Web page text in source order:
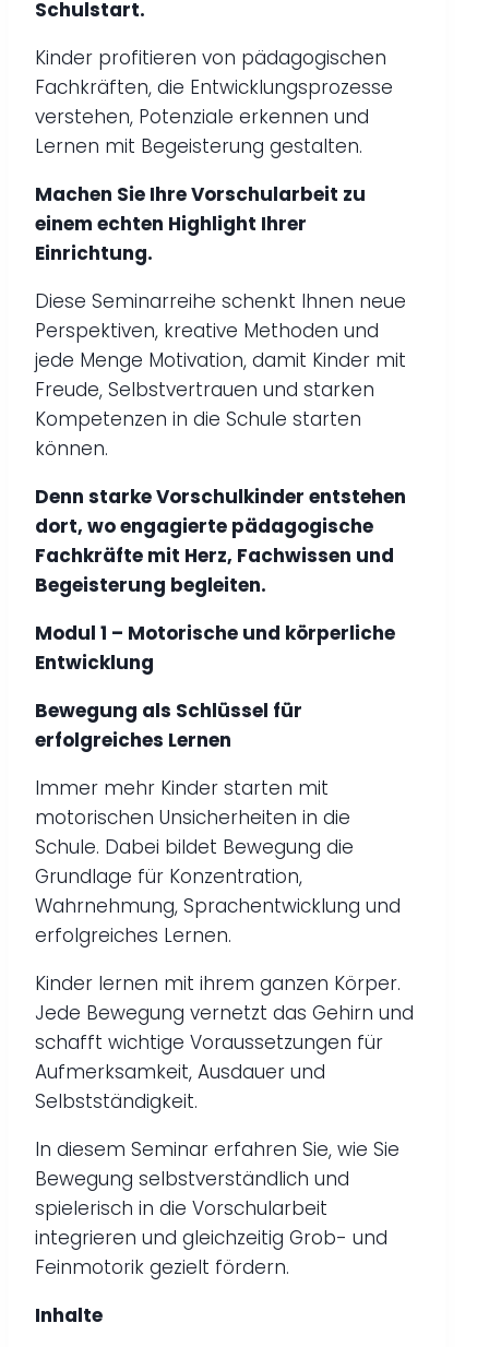
Schulstart.
Kinder profitieren von pädagogischen
Fachkräften, die Entwicklungsprozesse
verstehen, Potenziale erkennen und
Lernen mit Begeisterung gestalten.
Machen Sie Ihre Vorschularbeit zu
einem echten Highlight Ihrer
Einrichtung.
Diese Seminarreihe schenkt Ihnen neue
Perspektiven, kreative Methoden und
jede Menge Motivation, damit Kinder mit
Freude, Selbstvertrauen und starken
Kompetenzen in die Schule starten
können.
Denn starke Vorschulkinder entstehen
dort, wo engagierte pädagogische
Fachkräfte mit Herz, Fachwissen und
Begeisterung begleiten.
Modul 1 – Motorische und körperliche
Entwicklung
Bewegung als Schlüssel für
erfolgreiches Lernen
Immer mehr Kinder starten mit
motorischen Unsicherheiten in die
Schule. Dabei bildet Bewegung die
Grundlage für Konzentration,
Wahrnehmung, Sprachentwicklung und
erfolgreiches Lernen.
Kinder lernen mit ihrem ganzen Körper.
Jede Bewegung vernetzt das Gehirn und
schafft wichtige Voraussetzungen für
Aufmerksamkeit, Ausdauer und
Selbstständigkeit.
In diesem Seminar erfahren Sie, wie Sie
Bewegung selbstverständlich und
spielerisch in die Vorschularbeit
integrieren und gleichzeitig Grob- und
Feinmotorik gezielt fördern.
Inhalte